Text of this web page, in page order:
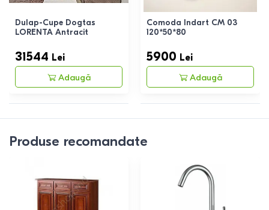
Dulap-Cupe Dogtas
LORENTA Antracit
31544 Lei
Adaugă
Comoda Indart CM 03
120*50*80
5900 Lei
Adaugă
Produse recomandate